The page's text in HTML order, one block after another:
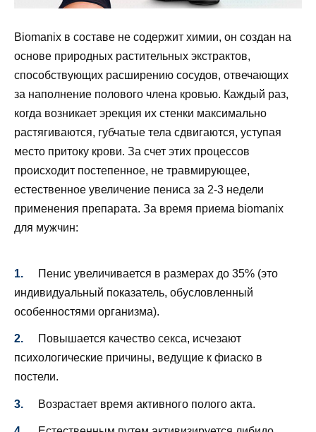
Biomanix в составе не содержит химии, он создан на
основе природных растительных экстрактов,
способствующих расширению сосудов, отвечающих
за наполнение полового члена кровью. Каждый раз,
когда возникает эрекция их стенки максимально
растягиваются, губчатые тела сдвигаются, уступая
место притоку крови. За счет этих процессов
происходит постепенное, не травмирующее,
естественное увеличение пениса за 2-3 недели
применения препарата. За время приема biomanix
для мужчин:
Пенис увеличивается в размерах до 35% (это
индивидуальный показатель, обусловленный
особенностями организма).
Повышается качество секса, исчезают
психологические причины, ведущие к фиаско в
постели.
Возрастает время активного полого акта.